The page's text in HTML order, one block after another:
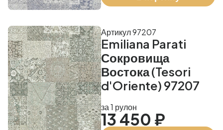
Emiliana Parati
Сокровища
Востока (Tesori
d'Oriente) 97207
Артикул 97207
за 1 рулон
13 450 ₽